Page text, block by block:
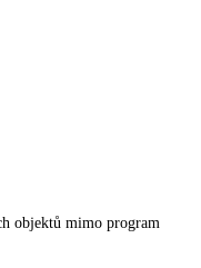
objektů mimo program